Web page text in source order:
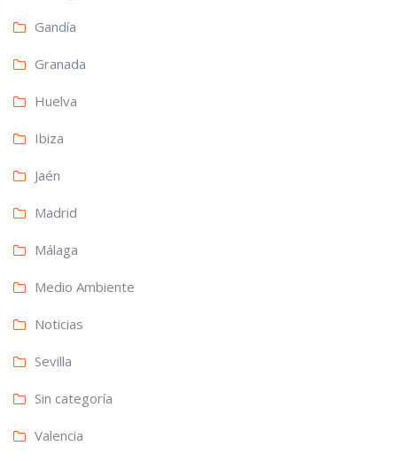
Gandía
Granada
Huelva
Ibiza
Jaén
Madrid
Málaga
Medio Ambiente
Noticias
Sevilla
Sin categoría
Valencia